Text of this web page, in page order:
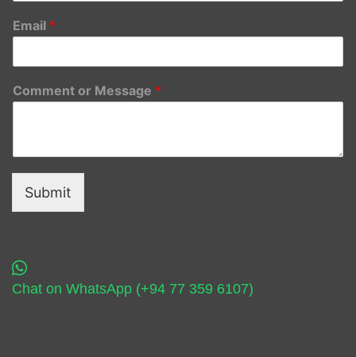
Email *
Comment or Message *
Submit
Chat on WhatsApp (+94 77 359 6107)